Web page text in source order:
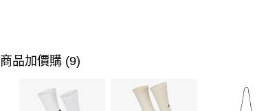
商品加價購 (9)